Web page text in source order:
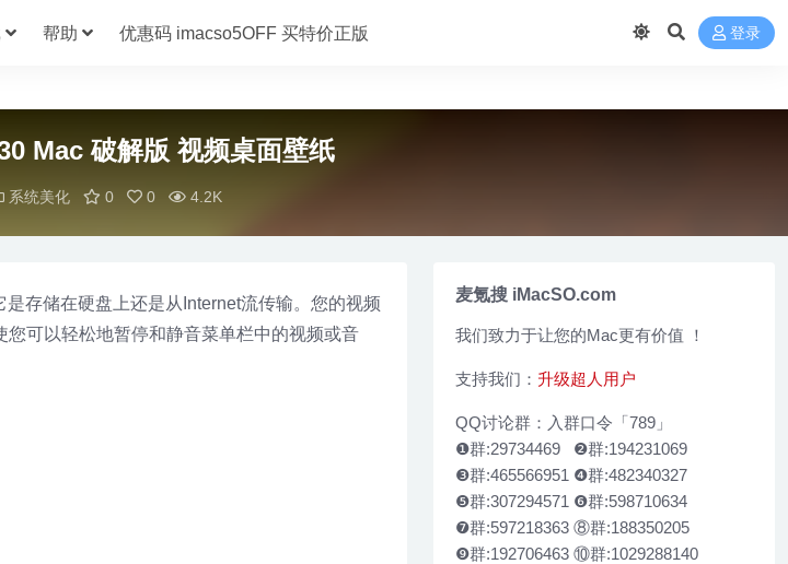
帮助 优惠码 imacso5OFF 买特价正版 登录
Mac 破解版 视频桌面壁纸
系统美化 0 0 4.2K
存储在硬盘上还是从Internet流传输。您的视频
可以轻松地暂停和静音菜单栏中的视频或音
麦氪搜 iMacSO.com
我们致力于让您的Mac更有价值 ！
支持我们： 升级超人用户
QQ讨论群：入群口令「789」
❶群:29734469 ❷群:194231069
❸群:465566951 ❹群:482340327
❺群:307294571 ❻群:598710634
❼群:597218363 ⑧群:188350205
❾群:192706463 ⑩群:1029288140